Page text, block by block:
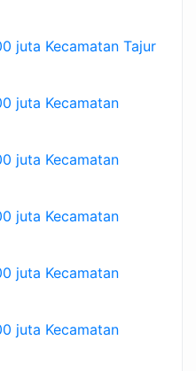
juta Kecamatan Tajur
juta Kecamatan
juta Kecamatan
juta Kecamatan
juta Kecamatan
juta Kecamatan